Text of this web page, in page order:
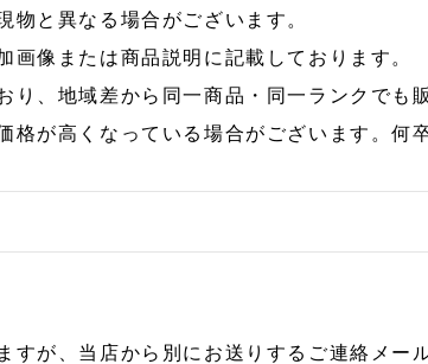
物と異なる場合がございます。
画像または商品説明に記載しております。
り、地域差から同一商品・同一ランクでも
格が高くなっている場合がございます。何
すが、当店から別にお送りするご連絡メー